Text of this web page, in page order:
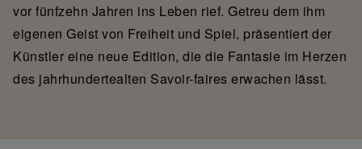
vor fünfzehn Jahren ins Leben rief. Getreu dem ihm
eigenen Geist von Freiheit und Spiel, präsentiert der
Künstler eine neue Edition, die die Fantasie im Herzen
des jahrhundertealten Savoir-faires erwachen lässt.